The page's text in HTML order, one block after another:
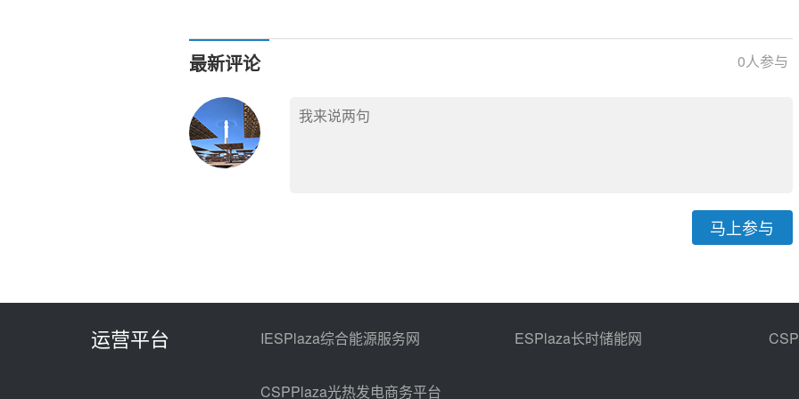
最新评论 0人参与
马上参与
运营平台 IESPlaza综合能源服务网 ESPlaza长时储能网
CSPPlaza光热发电商务平台